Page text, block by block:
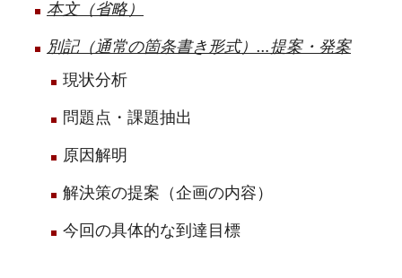
本文（省略）
別記（通常の箇条書き形式）…提案・発案
現状分析
問題点・課題抽出
原因解明
解決策の提案（企画の内容）
今回の具体的な到達目標